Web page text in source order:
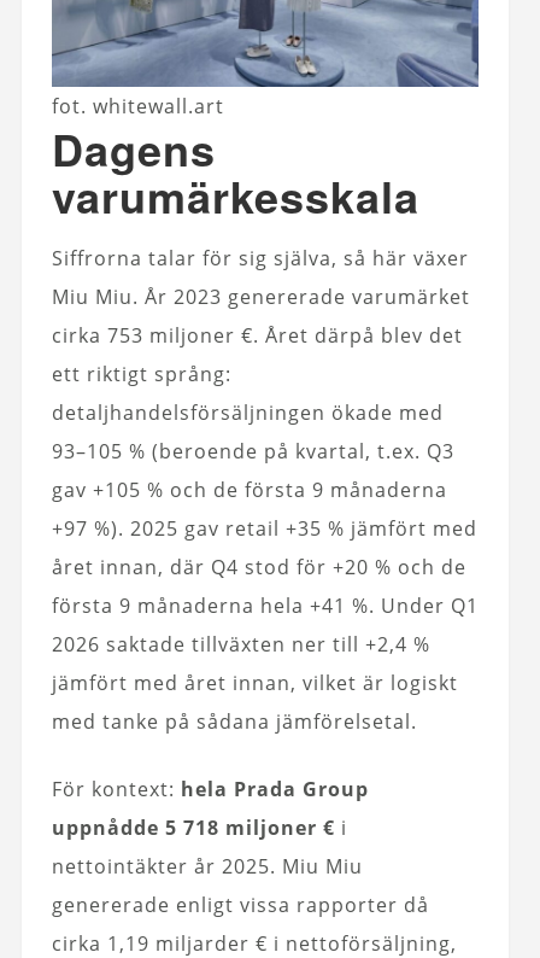
fot. whitewall.art
Dagens
varumärkesskala
Siffrorna talar för sig själva, så här växer
Miu Miu. År 2023 genererade varumärket
cirka 753 miljoner €. Året därpå blev det
ett riktigt språng:
detaljhandelsförsäljningen ökade med
93–105 % (beroende på kvartal, t.ex. Q3
gav +105 % och de första 9 månaderna
+97 %). 2025 gav retail +35 % jämfört med
året innan, där Q4 stod för +20 % och de
första 9 månaderna hela +41 %. Under Q1
2026 saktade tillväxten ner till +2,4 %
jämfört med året innan, vilket är logiskt
med tanke på sådana jämförelsetal.
För kontext: hela Prada Group
uppnådde 5 718 miljoner € i
nettointäkter år 2025. Miu Miu
genererade enligt vissa rapporter då
cirka 1,19 miljarder € i nettoförsäljning,